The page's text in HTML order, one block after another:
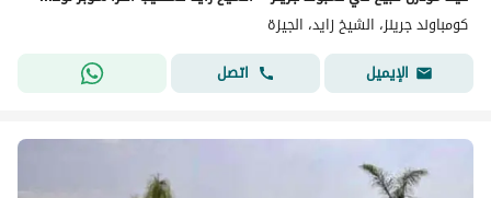
كومباوند جرينز، الشيخ زايد، الجيزة
الإيميل
اتصل